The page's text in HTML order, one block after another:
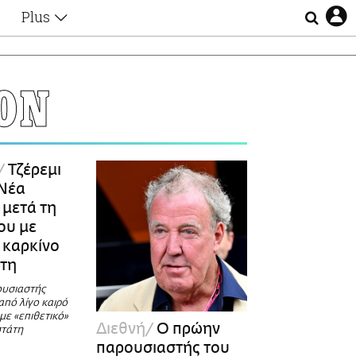
Plus
Αφιερώματα
Ζώδια
Οι Αθηναίοι
Απώλειες
Lgbtqi+
Επιλογές
Τζέρεμι
τη
με
καρκίνο
λίγο καιρό
«επιθετικό»
Διεθνή O πρώην
παρουσιαστής του